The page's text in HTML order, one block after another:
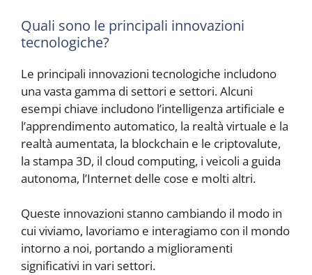
Quali sono le principali innovazioni
tecnologiche?
Le principali innovazioni tecnologiche includono
una vasta gamma di settori e settori. Alcuni
esempi chiave includono l’intelligenza artificiale e
l’apprendimento automatico, la realtà virtuale e la
realtà aumentata, la blockchain e le criptovalute,
la stampa 3D, il cloud computing, i veicoli a guida
autonoma, l’Internet delle cose e molti altri.
Queste innovazioni stanno cambiando il modo in
cui viviamo, lavoriamo e interagiamo con il mondo
intorno a noi, portando a miglioramenti
significativi in vari settori.